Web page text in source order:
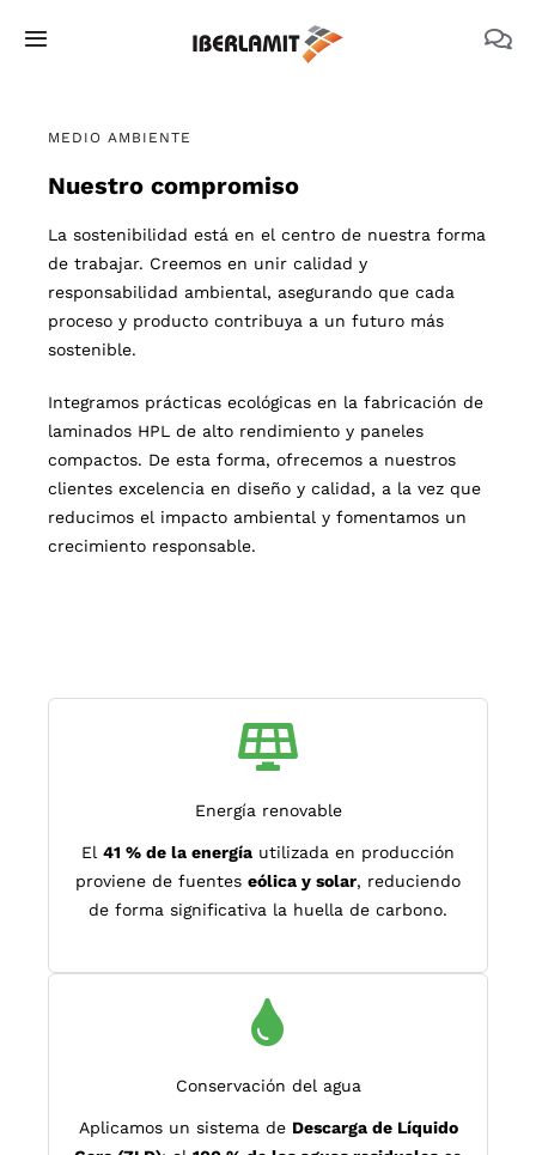
Toggle
NOSOTROS
CATÁLOGOS
DOCUMENTACIÓN TÉCNICA
MEDIO AMBIENTE
MEDIO AMBIENTE
Nuestro compromiso
La sostenibilidad está en el centro de nuestra forma
de trabajar. Creemos en unir calidad y
responsabilidad ambiental, asegurando que cada
proceso y producto contribuya a un futuro más
sostenible.
Integramos prácticas ecológicas en la fabricación de
laminados HPL de alto rendimiento y paneles
compactos. De esta forma, ofrecemos a nuestros
clientes excelencia en diseño y calidad, a la vez que
reducimos el impacto ambiental y fomentamos un
crecimiento responsable.
Energía renovable
El 41 % de la energía utilizada en producción
proviene de fuentes eólica y solar, reduciendo
de forma significativa la huella de carbono.
Conservación del agua
Aplicamos un sistema de Descarga de Líquido